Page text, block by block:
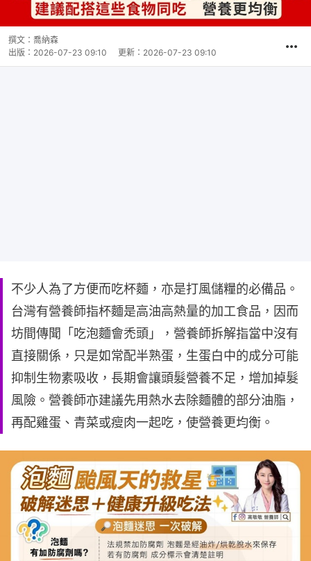
撰文： 喬納森
出版： 2026-07-23 09:10 更新： 2026-07-23 09:10
不少人為了方便而吃杯麵，亦是打風儲糧的必備品。
台灣有營養師指杯麵是高油高熱量的加工食品，因而
坊間傳聞「吃泡麵會禿頭」，營養師拆解指當中沒有
直接關係，只是如常配半熟蛋，生蛋白中的成分可能
抑制生物素吸收，長期會讓頭髮營養不足，增加掉髮
風險。營養師亦建議先用熱水去除麵體的部分油脂，
再配雞蛋、青菜或瘦肉一起吃，使營養更均衡。